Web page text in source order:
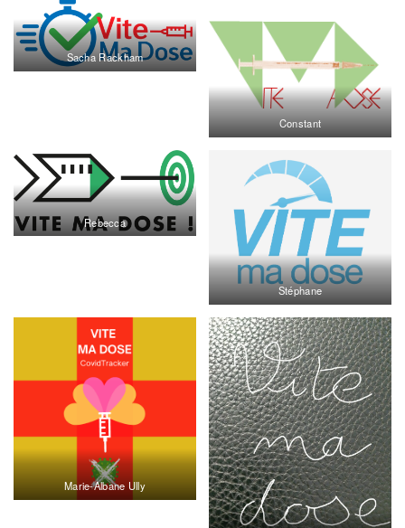
Sacha Rackham
Constant
Rebecca
Stéphane
Marie-Albane Ully